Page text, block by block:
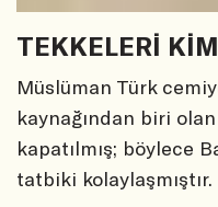
TEKKELERİ
Müslüman Türk
kaynağından biri
kapatılmış; böylece
tatbiki kolaylaşmıştır.